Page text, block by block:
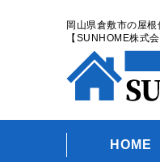
岡山県倉敷市の屋
【SUNHOME株式
HOME